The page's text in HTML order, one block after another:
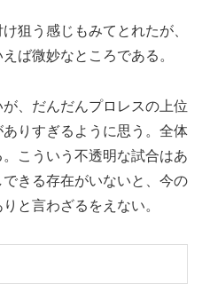
狙う感じもみてとれたが、
ば微妙なところである。
、だんだんプロレスの上位
りすぎるように思う。全体
こういう不透明な試合はあ
きる存在がいないと、今の
と言わざるをえない。